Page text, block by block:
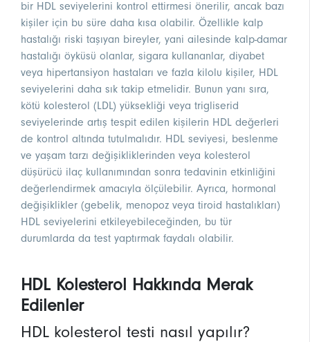
bir HDL seviyelerini kontrol ettirmesi önerilir, ancak bazı
kişiler için bu süre daha kısa olabilir. Özellikle kalp
hastalığı riski taşıyan bireyler, yani ailesinde kalp-damar
hastalığı öyküsü olanlar, sigara kullananlar, diyabet
veya hipertansiyon hastaları ve fazla kilolu kişiler, HDL
seviyelerini daha sık takip etmelidir. Bunun yanı sıra,
kötü kolesterol (LDL) yüksekliği veya trigliserid
seviyelerinde artış tespit edilen kişilerin HDL değerleri
de kontrol altında tutulmalıdır. HDL seviyesi, beslenme
ve yaşam tarzı değişikliklerinden veya kolesterol
düşürücü ilaç kullanımından sonra tedavinin etkinliğini
değerlendirmek amacıyla ölçülebilir. Ayrıca, hormonal
değişiklikler (gebelik, menopoz veya tiroid hastalıkları)
HDL seviyelerini etkileyebileceğinden, bu tür
durumlarda da test yaptırmak faydalı olabilir.
HDL Kolesterol Hakkında Merak
Edilenler
HDL kolesterol testi nasıl yapılır?